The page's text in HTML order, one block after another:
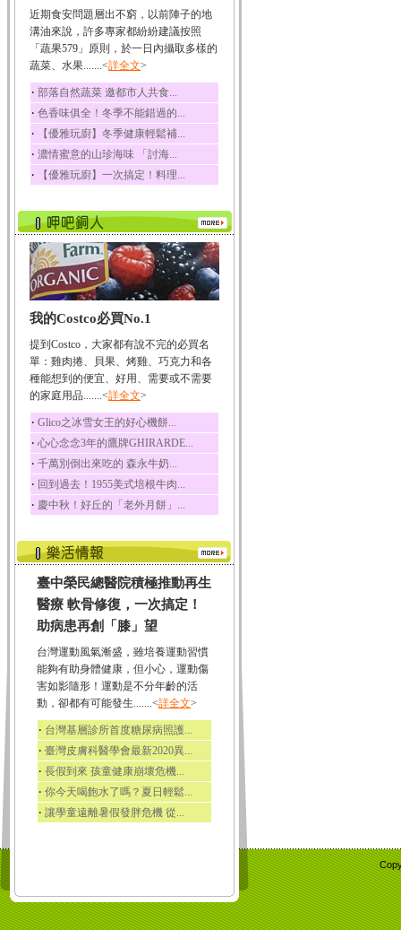
冬瓜
冬瓜營養價值高，鈉含
量極低是水腫病人的...
豆豉
豆豉裡頭含有營養的蛋
白質、脂肪、鈣、磷...
榛果
榛果裡所含的營養素有
蛋白質、脂肪、醣類...
迷迭香
酸、迷迭香酸、植物...
咖啡
咖啡中的咖啡因會刺激
中樞神經系統，特別...
椰子
椰子含有糖類、脂肪、
荔枝
荔枝性質溫和所含的營
養素有醣類、檸檬酸...
五味子
五味子性質溫熱所含營
養成分有揮發油、檸...
草魚
草魚含有維生素A、維生
素C、及豐富的蛋白...
近期食安問題層出不窮，以前陣子的地
溝油來說，許多專家都紛紛建議按照
「蔬果579」原則，於一日內攝取多樣的
蔬菜、水果.......<詳全文>
‧ 部落自然蔬菜 邀都市人共食...
‧ 色香味俱全！冬季不能錯過的...
‧ 【優雅玩廚】冬季健康輕鬆補...
‧ 濃情蜜意的山珍海味 「討海...
‧ 【優雅玩廚】一次搞定！料理...
我的Costco必買No.1
提到Costco，大家都有說不完的必買名
單：雞肉捲、貝果、烤雞、巧克力和各
種能想到的便宜、好用、需要或不需要
的家庭用品.......<詳全文>
‧ Glico之冰雪女王的好心機餅...
‧ 心心念念3年的鷹牌GHIRARDE...
‧ 千萬別倒出來吃的 森永牛奶...
‧ 回到過去！1955美式培根牛肉...
‧ 慶中秋！好丘的「老外月餅」...
臺中榮民總醫院積極推動再生
醫療 軟骨修復，一次搞定！
助病患再創「膝」望
台灣運動風氣漸盛，雖培養運動習慣
能夠有助身體健康，但小心，運動傷
害如影隨形！運動是不分年齡的活
動，卻都有可能發生.......<詳全文>
‧ 台灣基層診所首度糖尿病照護...
‧ 臺灣皮膚科醫學會最新2020異...
‧ 長假到來 孩童健康崩壞危機...
‧ 你今天喝飽水了嗎？夏日輕鬆...
‧ 讓學童遠離暑假發胖危機 從...